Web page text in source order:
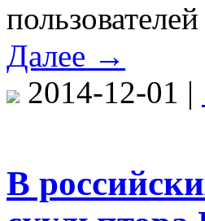
Далее →
2014-12-01 |
В